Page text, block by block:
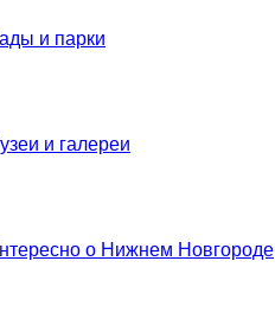
и парки
и галереи
о Нижнем Новгороде